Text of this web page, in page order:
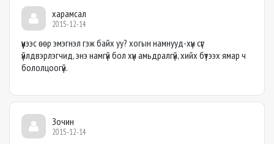
харамсал
2015-12-14
үүнээс өөр эмэгнэл гэж байх уу? хогын намнууд-хүн сүг
үйлдвэрлэгчид, энэ намгүй бол хүн амьдралгүй, хийх бүтээх ямар ч
бололцоогүй.
Зочин
2015-12-14